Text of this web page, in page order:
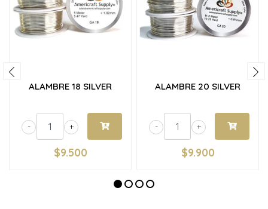
ALAMBRE 18 SILVER
+
-
$9.500
ALAMBRE 20 SILVER
+
-
$9.900